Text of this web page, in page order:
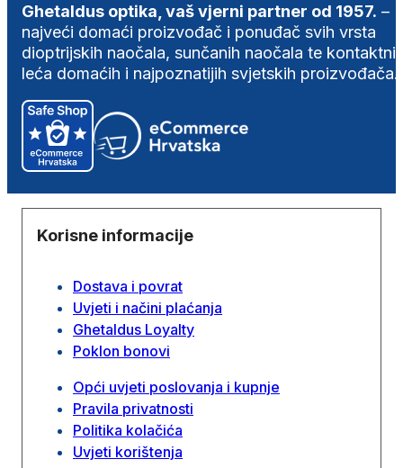
Ghetaldus optika, vaš vjerni partner od 1957. –
najveći domaći proizvođač i ponuđač svih vrsta
dioptrijskih naočala, sunčanih naočala te
leća domaćih i najpoznatijih svjetskih proizvođača.
Korisne informacije
Dostava i povrat
Uvjeti i načini plaćanja
Ghetaldus Loyalty
Poklon bonovi
Opći uvjeti poslovanja i kupnje
Pravila privatnosti
Politika kolačića
Uvjeti korištenja